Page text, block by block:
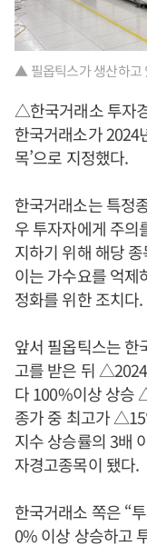
▲ 필옵틱스가 생산하고
△한국거래소 투자
한국거래소가 2024
목’으로 지정했다.
한국거래소는 특정
우 투자자에게 주의
지하기 위해 해당
이는 가수요를 억제
정화를 위한 조치다.
앞서 필옵틱스는 한
고를 받은 뒤
다 100%이상 상승
종가 중 최고가
지수 상승률의 3배
자경고종목이 됐다.
한국거래소 쪽은 “
0% 이상 상승하고